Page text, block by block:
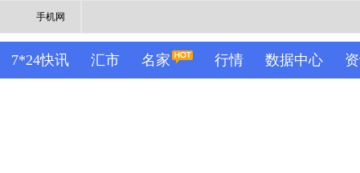
手机网
7*24快讯 汇市 名家 行情 数据中心